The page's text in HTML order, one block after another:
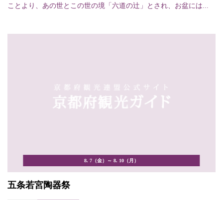
ことより、あの世とこの世の境「六道の辻」とされ、お盆には...
8. 7（金）～ 8. 10（月）
五条若宮陶器祭